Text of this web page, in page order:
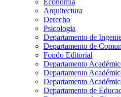
Economía
Arquitectura
Derecho
Psicologia
Departamento de
Departamento de
Fondo Editorial
Departamento
Departamento
Departamento
Departamento de